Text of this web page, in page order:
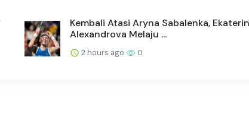
Kembali Atasi Aryna Sabalenka,
Alexandrova Melaju ...
2 hours ago 0